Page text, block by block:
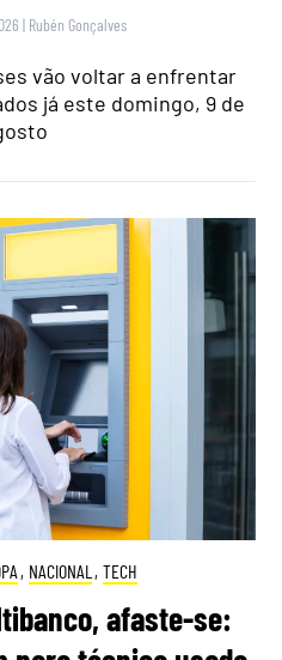
| Rubén Gonçalves
vão voltar a enfrentar
já este domingo, 9 de
, NACIONAL , TECH
afaste-se: